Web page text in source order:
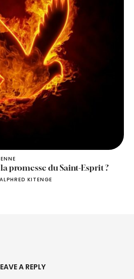
promesse du Saint-Esprit ?
ALPHRED KITENGE
A REPLY